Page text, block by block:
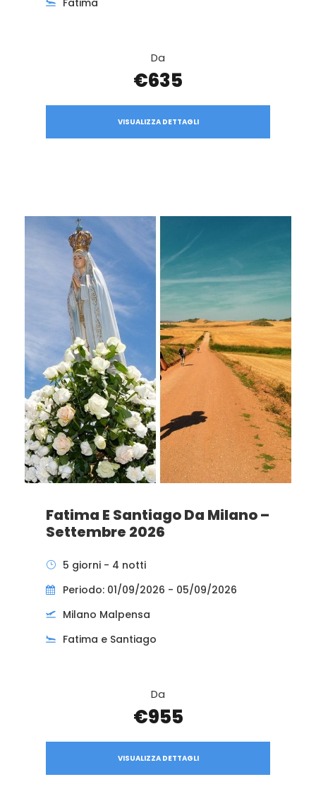
Da
€635
VISUALIZZA DETTAGLI
Fatima E Santiago Da Milano –
Settembre 2026
5 giorni - 4 notti
Periodo: 01/09/2026 - 05/09/2026
Milano Malpensa
Fatima e Santiago
Da
€955
VISUALIZZA DETTAGLI